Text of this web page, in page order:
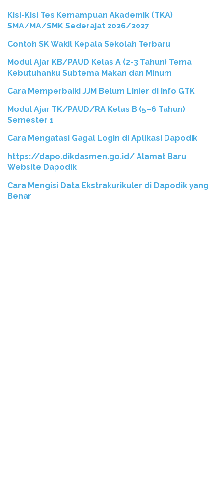
Kisi-Kisi Tes Kemampuan Akademik (TKA)
SMA/MA/SMK Sederajat 2026/2027
Contoh SK Wakil Kepala Sekolah Terbaru
Modul Ajar KB/PAUD Kelas A (2-3 Tahun) Tema
Kebutuhanku Subtema Makan dan Minum
Cara Memperbaiki JJM Belum Linier di Info GTK
Modul Ajar TK/PAUD/RA Kelas B (5–6 Tahun)
Semester 1
Cara Mengatasi Gagal Login di Aplikasi Dapodik
https://dapo.dikdasmen.go.id/ Alamat Baru
Website Dapodik
Cara Mengisi Data Ekstrakurikuler di Dapodik yang
Benar